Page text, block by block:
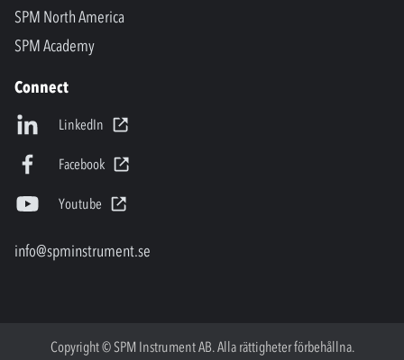
SPM North America
SPM Academy
Connect
LinkedIn
Facebook
Youtube
info@spminstrument.se
Copyright © SPM Instrument AB. Alla rättigheter förbehållna.